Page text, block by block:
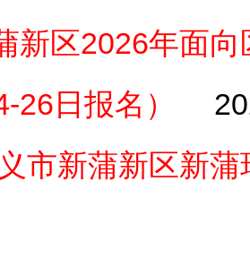
新区2026年面
26日报名）
市新蒲新区新